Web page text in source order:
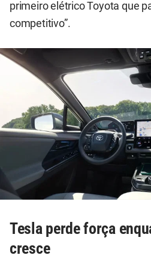
primeiro elétrico Toyota que
competitivo”.
Tesla perde força
cresce